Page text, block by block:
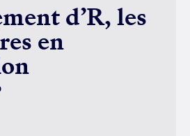
d’R, les
en